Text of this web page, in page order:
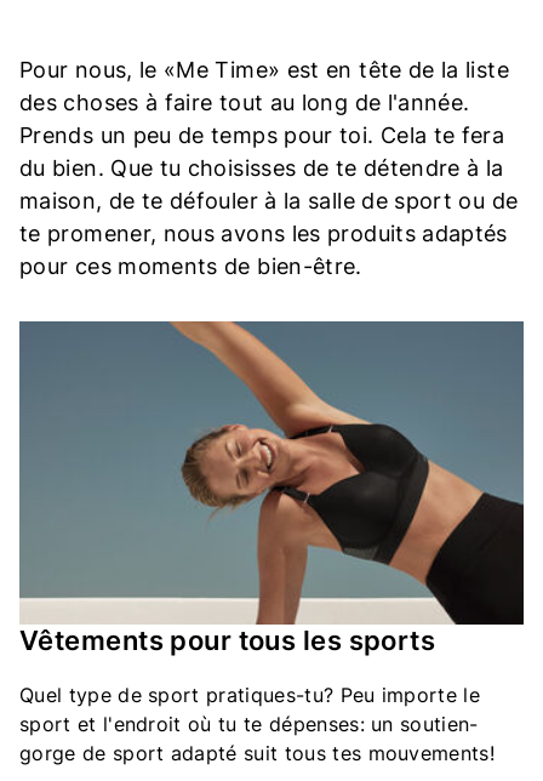
Pour nous, le «Me Time» est en tête de la liste
des choses à faire tout au long de l'année.
Prends un peu de temps pour toi. Cela te fera
du bien. Que tu choisisses de te détendre à la
maison, de te défouler à la salle de sport ou de
te promener, nous avons les produits adaptés
pour ces moments de bien-être.
Vêtements pour tous les sports
Quel type de sport pratiques-tu? Peu importe le
sport et l'endroit où tu te dépenses: un soutien-
gorge de sport adapté suit tous tes mouvements!